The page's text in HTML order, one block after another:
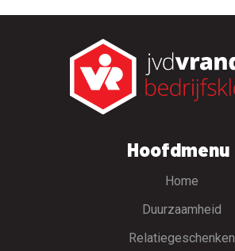
Hoofdmenu
Home
Duurzaamheid
Relatiegeschenken